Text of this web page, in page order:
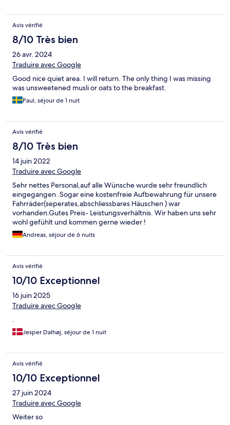
Avis vérifié
8/10 Très bien
26 avr. 2024
Traduire avec Google
Good nice quiet area. I will return. The only thing I was missing
was unsweetened musli or oats to the breakfast.
Paul, séjour de 1 nuit
Avis vérifié
8/10 Très bien
14 juin 2022
Traduire avec Google
Sehr nettes Personal,auf alle Wünsche wurde sehr freundlich
eingegangen .Sogar eine kostenfreie Aufbewahrung für unsere
Fahrräder(seperates,abschliessbares Häuschen ) war
vorhanden.Gutes Preis- Leistungsverhältnis. Wir haben uns sehr
wohl gefühlt und kommen gerne wieder !
Andreas, séjour de 6 nuits
Avis vérifié
10/10 Exceptionnel
16 juin 2025
Traduire avec Google
.
Jesper Dalhøj, séjour de 1 nuit
Avis vérifié
10/10 Exceptionnel
27 juin 2024
Traduire avec Google
Weiter so